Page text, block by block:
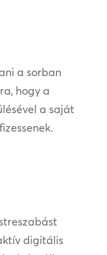
a sorban
hogy a
a saját
digitális